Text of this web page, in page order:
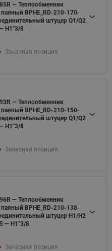
— Теплообменник
BPHE_RD-210-170-
штуцер Q1/Q2
H1"3/8
Заказная позиция
— Теплообменник
BPHE_RD-210-150-
штуцер Q1/Q2
H1"3/8
Заказная позиция
— Теплообменник
BPHE_RD-210-138-
штуцер H1/H2
— H1"3/8
Заказная позиция